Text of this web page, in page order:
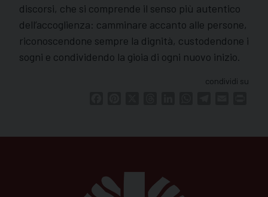
discorsi, che si comprende il senso più autentico
dell’accoglienza: camminare accanto alle persone,
riconoscendone sempre la dignità, custodendone i
sogni e condividendo la gioia di ogni nuovo inizio.
condividi su